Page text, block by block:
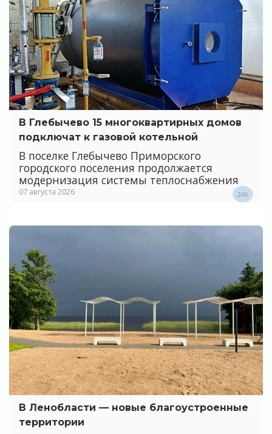
В Глебычево 15 многоквартирных домов
подключат к газовой котельной
В поселке Глебычево Приморского
городского поселения продолжается
модернизация системы теплоснабжения
07 августа 2026 246
В Ленобласти — новые благоустроенные
территории